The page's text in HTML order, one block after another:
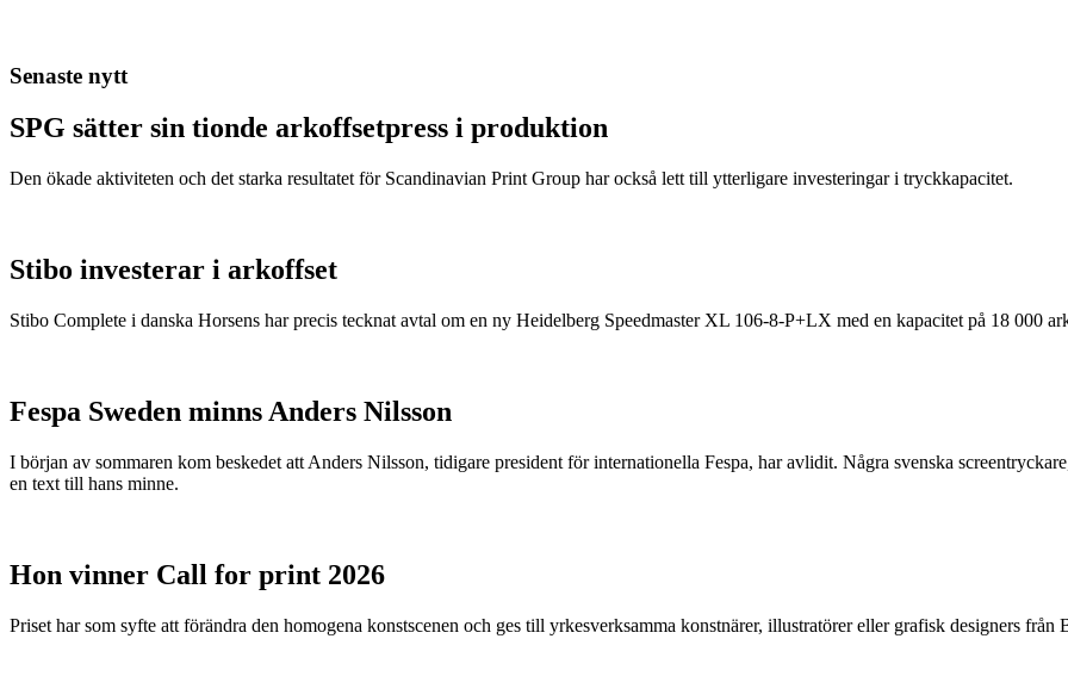
Senaste nytt
SPG sätter sin tionde arkoffsetpress i produktion
Den ökade aktiviteten och det starka resultatet för Scandinavian Print Group har också lett till ytterligare investeringar i tryckkapacitet.
Stibo investerar i arkoffset
Stibo Complete i danska Horsens har precis tecknat avtal om en ny Heidelberg Speedmaster XL 106-8-P+LX med en kapacitet på 18 000
Fespa Sweden minns Anders Nilsson
I början av sommaren kom beskedet att Anders Nilsson, tidigare president för internationella Fespa, har avlidit. Några svenska
en text till hans minne.
Hon vinner Call for print 2026
Priset har som syfte att förändra den homogena konstscenen och ges till yrkesverksamma konstnärer, illustratörer eller grafisk designers